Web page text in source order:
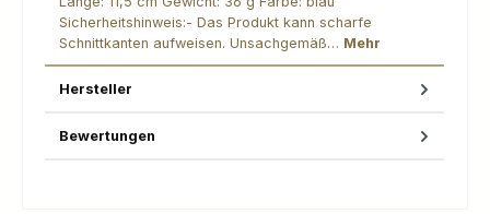
Sicherheitshinweis:- Das Produkt kann scharfe
Schnittkanten aufweisen. Unsachgemäß… Mehr
Hersteller
Bewertungen